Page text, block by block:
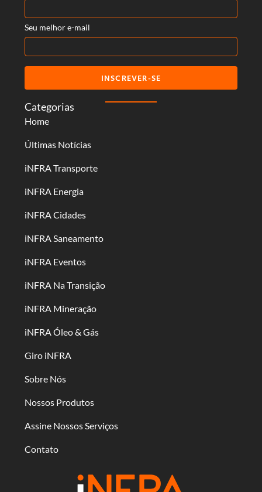
Categorias
Home
Últimas Notícias
iNFRA Transporte
iNFRA Energia
iNFRA Cidades
iNFRA Saneamento
iNFRA Eventos
iNFRA Na Transição
iNFRA Mineração
iNFRA Óleo & Gás
Giro iNFRA
Sobre Nós
Nossos Produtos
Assine Nossos Serviços
Contato
Seu melhor e-mail
INSCREVER-SE